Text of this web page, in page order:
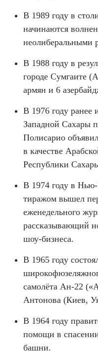
В 1989 году в
начинаются
неолиберальными
В 1988 году в
городе Сумгаите
армян и 6
В 1976 году ранее
Западной Сахары
Полисарио
в качестве
Республики
В 1974 году в
тиражом вышел
еженедельного
рассказывающий
шоу-бизнеса.
В 1965 году
самолёта Ан-22
Антонова (Киев,
В 1964 году
помощи в
башни.